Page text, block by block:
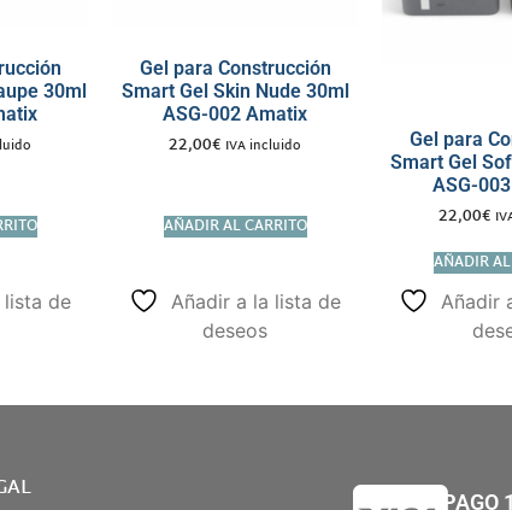
30ml
lista de
Gel para Construcción
Smart Gel Skin Nude 30ml
ASG-002 Amatix
22,00€ IVA incluido
AÑADIR AL CARRITO
Añadir a la lista de
deseos
Gel para
Smart Gel
ASG-
22,00€
AÑADIR
Añadir
PAGO